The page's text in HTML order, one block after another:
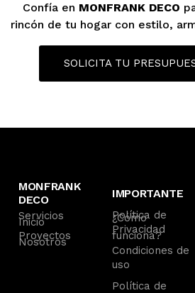
Confía en MONFRANK DECO
rincón de tu hogar con estilo,
SOLICITA TU
MONFRANK
DECO
Inicio
Nosotros
Servicios
Proyectos
¿Cómo
funciona?
IMPORTANTE
Política de
Privacidad
Condiciones de
uso
Política de